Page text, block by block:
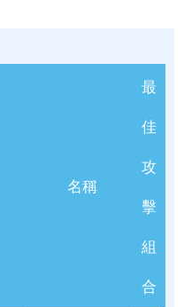
名稱
最
佳
攻
擊
組
合